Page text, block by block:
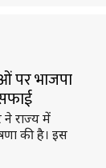
पर भाजपा
ने राज्य में
की है। इस